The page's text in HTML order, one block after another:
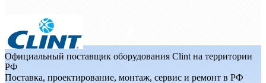
Официальный поставщик оборудования Clint на территории
РФ
Поставка, проектирование, монтаж, сервис и ремонт в РФ